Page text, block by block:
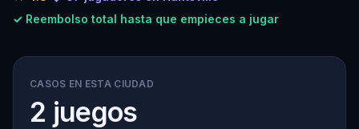
✓ Reembolso total hasta que empieces a jugar
CASOS EN ESTA CIUDAD
2 juegos